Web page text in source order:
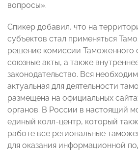
вопросы».
Спикер добавил, что на
субъектов стал применяться
решение комиссии Таможенного
союзные акты, а также
законодательство. Вся
актуальная для деятельности
размещена на официальных
органов. В России в настоящий
единый колл-центр, который
работе все региональные
для оказания информационной